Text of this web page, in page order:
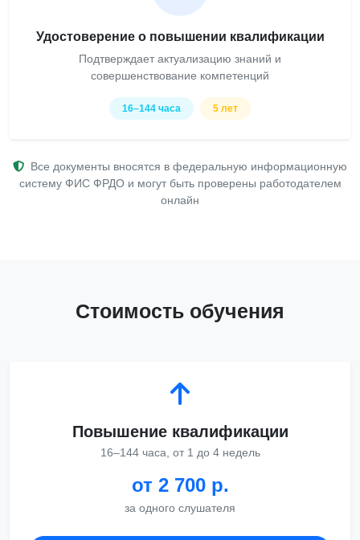
Удостоверение о повышении квалификации
Подтверждает актуализацию знаний и
совершенствование компетенций
16–144 часа 5 лет
Все документы вносятся в федеральную информационную
систему ФИС ФРДО и могут быть проверены работодателем
онлайн
Стоимость обучения
Повышение квалификации
16–144 часа, от 1 до 4 недель
от 2 700 р.
за одного слушателя